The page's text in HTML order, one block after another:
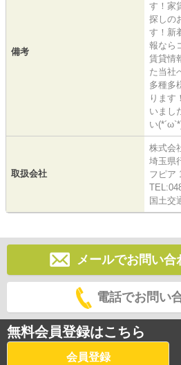
備考
す！家
探しの
す！新
報なら
賃貸情
た当社
多種多
ります
いまし
い
取扱会社
株式会
埼玉県
フピア
国土交
メールでお問い合
電話でお問い
無料会員登録はこちら
会員登録